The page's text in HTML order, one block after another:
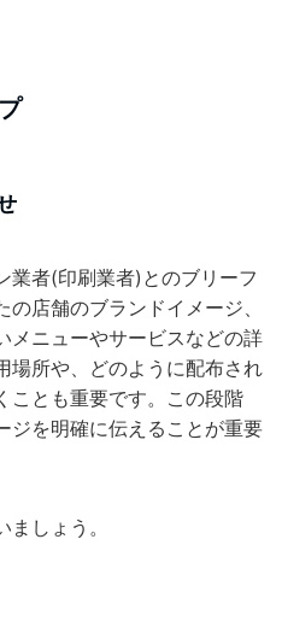
業者(印刷業者)とのブリーフ
店舗のブランドイメージ、
メニューやサービスなどの詳
場所や、どのように配布され
ことも重要です。この段階
ジを明確に伝えることが重要
しょう。